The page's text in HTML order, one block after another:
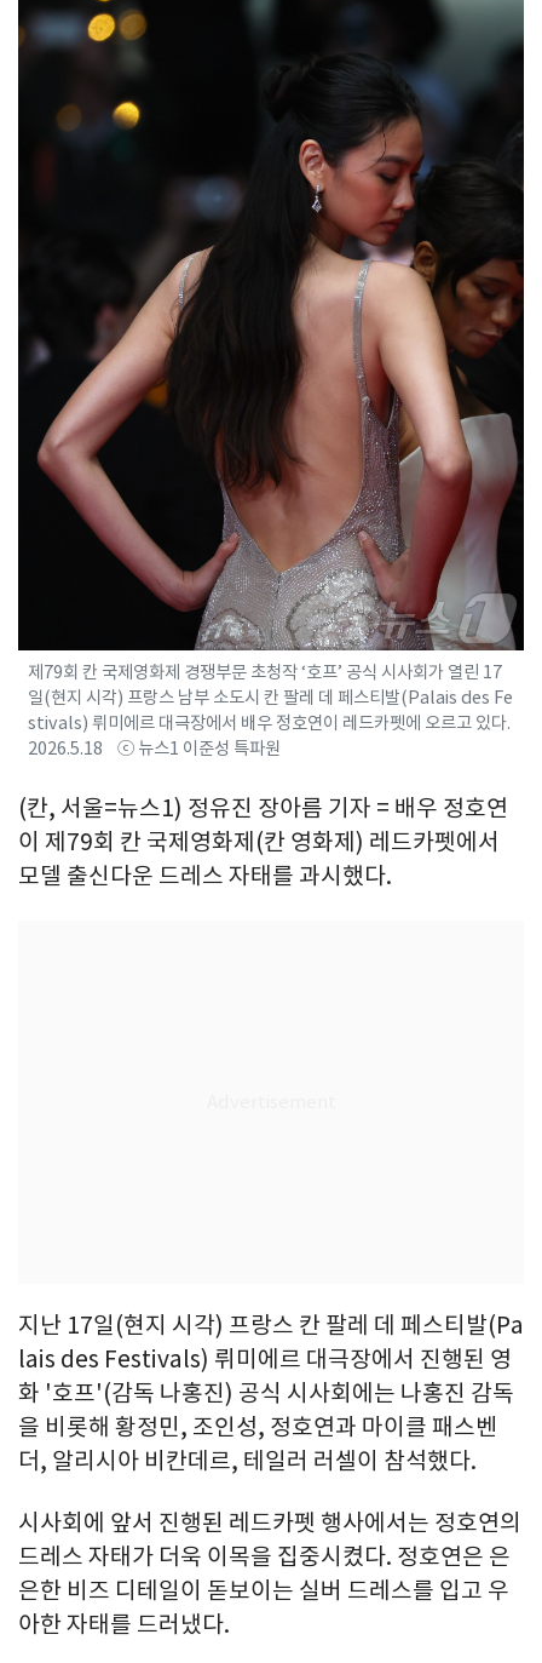
제79회 칸 국제영화제 경쟁부문 초청작 ‘호프’ 공식 시사회가 열린 17
일(현지 시각) 프랑스 남부 소도시 칸 팔레 데 페스티발(Palais des Fe
stivals) 뤼미에르 대극장에서 배우 정호연이 레드카펫에 오르고 있다.
2026.5.18 ⓒ 뉴스1 이준성 특파원
(칸, 서울=뉴스1) 정유진 장아름 기자 = 배우 정호연
이 제79회 칸 국제영화제(칸 영화제) 레드카펫에서
모델 출신다운 드레스 자태를 과시했다.
지난 17일(현지 시각) 프랑스 칸 팔레 데 페스티발(Pa
lais des Festivals) 뤼미에르 대극장에서 진행된 영
화 '호프'(감독 나홍진) 공식 시사회에는 나홍진 감독
을 비롯해 황정민, 조인성, 정호연과 마이클 패스벤
더, 알리시아 비칸데르, 테일러 러셀이 참석했다.
시사회에 앞서 진행된 레드카펫 행사에서는 정호연의
드레스 자태가 더욱 이목을 집중시켰다. 정호연은 은
은한 비즈 디테일이 돋보이는 실버 드레스를 입고 우
아한 자태를 드러냈다.